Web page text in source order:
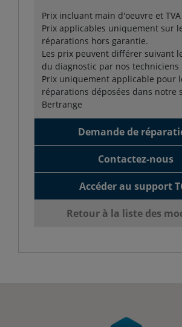
Prix incluant main d'oeuvre et TVA
Prix applicables uniquement sur
réparations hors garantie.
Les prix peuvent différer suivant
du diagnostic par nos techniciens
Prix uniquement applicable pour
réparations déposées dans notre
Bertrange
Demande de
Contactez-nous
Accéder au support
Retour à la liste des